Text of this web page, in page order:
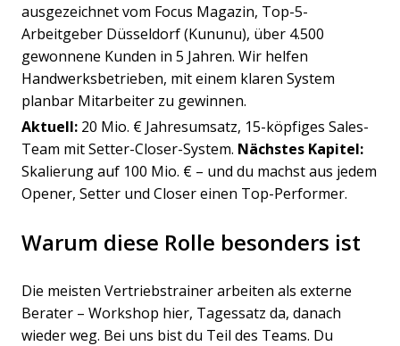
ausgezeichnet vom Focus Magazin, Top-5-
Arbeitgeber Düsseldorf (Kununu), über 4.500
gewonnene Kunden in 5 Jahren. Wir helfen
Handwerksbetrieben, mit einem klaren System
planbar Mitarbeiter zu gewinnen.
Aktuell: 20 Mio. € Jahresumsatz, 15-köpfiges Sales-
Team mit Setter-Closer-System. Nächstes Kapitel:
Skalierung auf 100 Mio. € – und du machst aus jedem
Opener, Setter und Closer einen Top-Performer.
Warum diese Rolle besonders ist
Die meisten Vertriebstrainer arbeiten als externe
Berater – Workshop hier, Tagessatz da, danach
wieder weg. Bei uns bist du Teil des Teams. Du